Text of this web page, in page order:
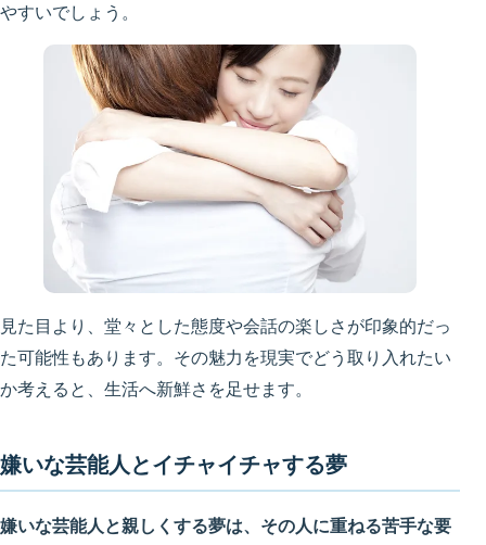
やすいでしょう。
見た目より、堂々とした態度や会話の楽しさが印象的だっ
た可能性もあります。その魅力を現実でどう取り入れたい
か考えると、生活へ新鮮さを足せます。
嫌いな芸能人とイチャイチャする夢
嫌いな芸能人と親しくする夢は、その人に重ねる苦手な要